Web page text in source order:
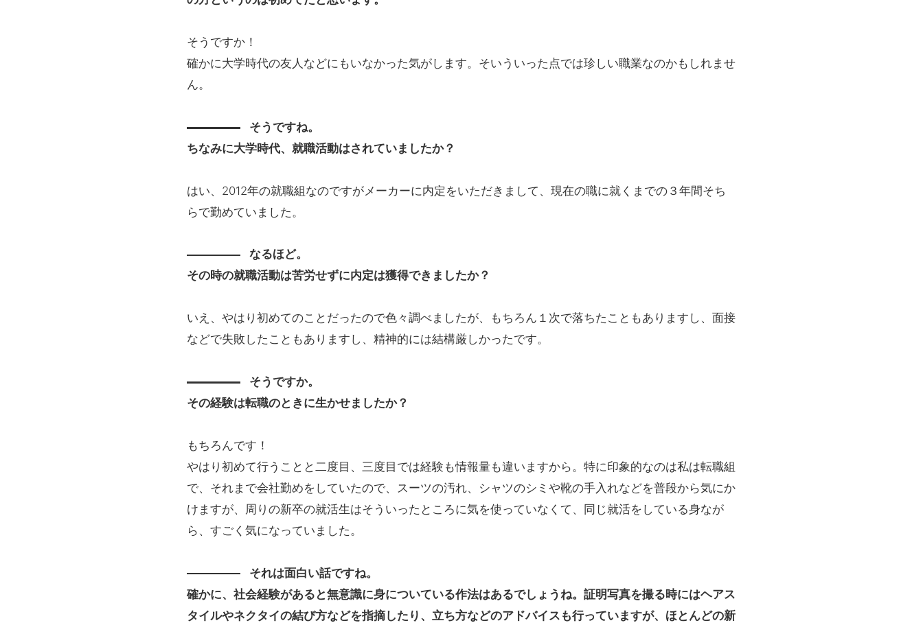
そうですか！
確かに大学時代の友人などにもいなかった気がします。そいういった点では珍しい職業なのかもしれませ
ん。
そうですね。
ちなみに大学時代、就職活動はされていましたか？
はい、2012年の就職組なのですがメーカーに内定をいただきまして、現在の職に就くまでの３年間そち
らで勤めていました。
なるほど。
その時の就職活動は苦労せずに内定は獲得できましたか？
いえ、やはり初めてのことだったので色々調べましたが、もちろん１次で落ちたこともありますし、面接
などで失敗したこともありますし、精神的には結構厳しかったです。
そうですか。
その経験は転職のときに生かせましたか？
もちろんです！
やはり初めて行うことと二度目、三度目では経験も情報量も違いますから。特に印象的なのは私は転職組
で、それまで会社勤めをしていたので、スーツの汚れ、シャツのシミや靴の手入れなどを普段から気にか
けますが、周りの新卒の就活生はそういったところに気を使っていなくて、同じ就活をしている身なが
ら、すごく気になっていました。
それは面白い話ですね。
確かに、社会経験があると無意識に身についている作法はあるでしょうね。証明写真を撮る時にはヘアス
タイルやネクタイの結び方などを指摘したり、立ち方などのアドバイスも行っていますが、ほとんどの新